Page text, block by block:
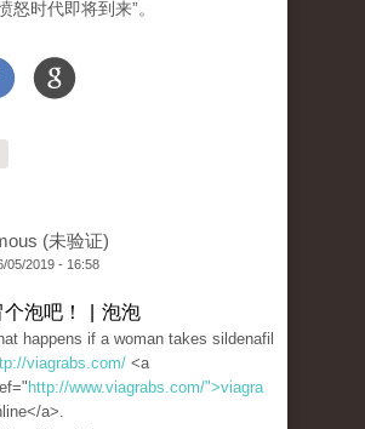
怒时代即将到来”。
(未验证)
05/2019 - 16:58
个泡吧！ | 泡泡
happens if a woman takes sildenafil
viagrabs.com/ <a
http://www.viagrabs.com/">viagra
a>.